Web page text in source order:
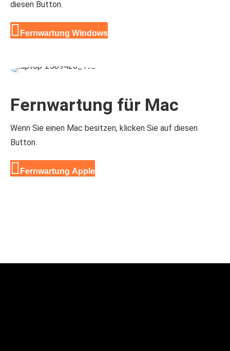
diesen Button.
Fernwartung Windows
Fernwartung für Mac
Wenn Sie einen Mac besitzen, klicken Sie auf diesen
Button.
Fernwartung Apple